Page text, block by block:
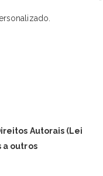
Autorais (Lei
a outros